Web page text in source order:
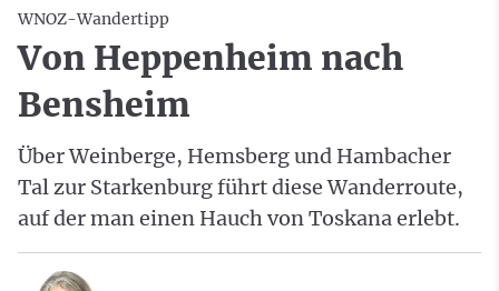
WNOZ-Wandertipp
Von Heppenheim nach
Bensheim
Über Weinberge, Hemsberg und Hambacher
Tal zur Starkenburg führt diese Wanderroute,
auf der man einen Hauch von Toskana erlebt.